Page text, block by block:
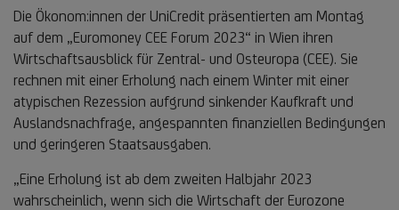
Die Ökonom:innen der UniCredit präsentierten am Montag
auf dem „Euromoney CEE Forum 2023“ in Wien ihren
Wirtschaftsausblick für Zentral- und Osteuropa (CEE). Sie
rechnen mit einer Erholung nach einem Winter mit einer
atypischen Rezession aufgrund sinkender Kaufkraft und
Auslandsnachfrage, angespannten finanziellen Bedingungen
und geringeren Staatsausgaben.
„Eine Erholung ist ab dem zweiten Halbjahr 2023
wahrscheinlich, wenn sich die Wirtschaft der Eurozone